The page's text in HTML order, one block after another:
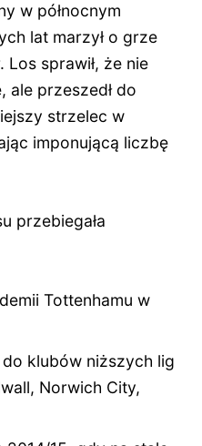
w północnym
lat marzył o grze
Los sprawił, że nie
ale przeszedł do
strzelec w
imponującą liczbę
przebiegała
Tottenhamu w
klubów niższych lig
Norwich City,